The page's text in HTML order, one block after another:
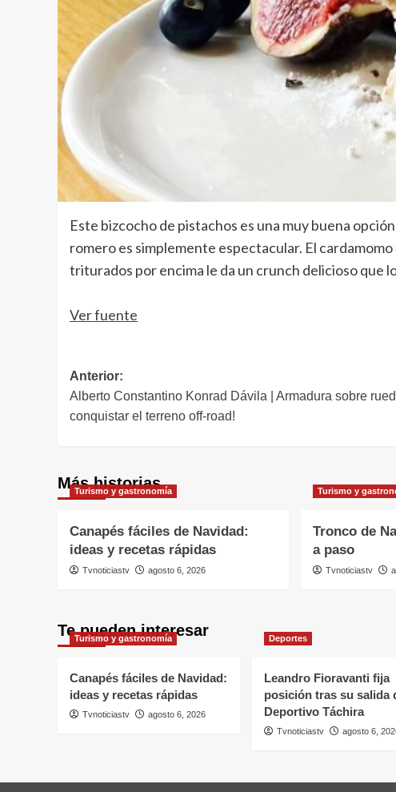
Este bizcocho de pistachos es una muy buena
romero es simplemente espectacular. El
triturados por encima le da un crunch delicioso que
Ver fuente
Navegación
de
entradas
Anterior:
Alberto Constantino Konrad Dávila | Armadura sobre
conquistar el terreno off-road!
Más historias
Turismo y gastronomía
Canapés fáciles de Navidad:
ideas y recetas rápidas
Tvnoticiastv agosto 6, 2026
Turismo y
Tronco de
a paso
Tvnoticiastv
Te pueden interesar
Turismo y gastronomía
Canapés fáciles de Navidad:
ideas y recetas rápidas
Tvnoticiastv agosto 6, 2026
Deportes
Leandro Fioravanti fija
posición tras su salida
Deportivo Táchira
Tvnoticiastv agosto 6,